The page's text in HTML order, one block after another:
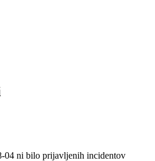
04 ni bilo prijavljenih incidentov